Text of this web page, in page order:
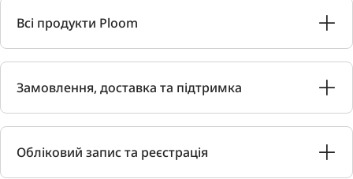
Всі продукти Ploom
Замовлення, доставка та підтримка
Обліковий запис та реєстрація